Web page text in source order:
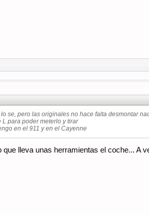
se, pero las originales no hace falta desmontar
para poder meterlo y tirar
en el 911 y en el Cayenne
que lleva unas herramientas el coche...